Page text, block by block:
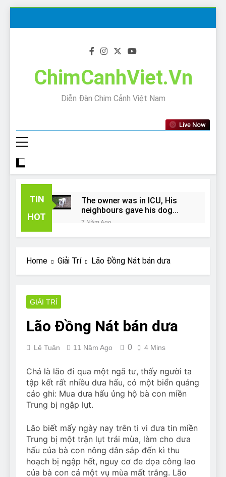
ChimCanhViet.Vn
Diễn Đàn Chim Cảnh Việt Nam
Live Now
TIN
HOT
The owner was in ICU, His
neighbours gave his dog
away!
7 Năm Ago
Why Do Bulldogs Snore?
Do Bulldogs Fart? Yes! And
How to Stop It!
7 Năm Ago
Bulldogs Can (and can’t) Eat
7 Năm Ago
Bulldog Anal Gland Problem
and How to Treat It
Can Bulldogs Run Long
Distances?
7 Năm Ago
Can Bulldogs Play Fetch?
And How to Train Them!
Home Giải Trí Lão Đồng Nát bán dưa
GIẢI TRÍ
Lão Đồng Nát bán dưa
Lê Tuân 11 Năm Ago 0 4 Mins
Chả là lão đi qua một ngã tư, thấy người ta
tập kết rất nhiều dưa hấu, có một biển quảng
cáo ghi: Mua dưa hấu ủng hộ bà con miền
Trung bị ngập lụt.
Lão biết mấy ngày nay trên ti vi đưa tin miền
Trung bị một trận lụt trái mùa, làm cho dưa
hấu của bà con nông dân sắp đến kì thu
hoạch bị ngập hết, nguy cơ đe dọa công lao
của bà con cả một vụ mùa mất trắng. Lão